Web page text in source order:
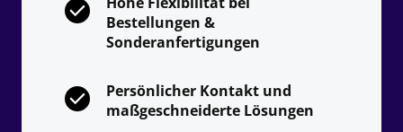
Bestellungen &
Sonderanfertigungen
Persönlicher Kontakt und
maßgeschneiderte Lösungen